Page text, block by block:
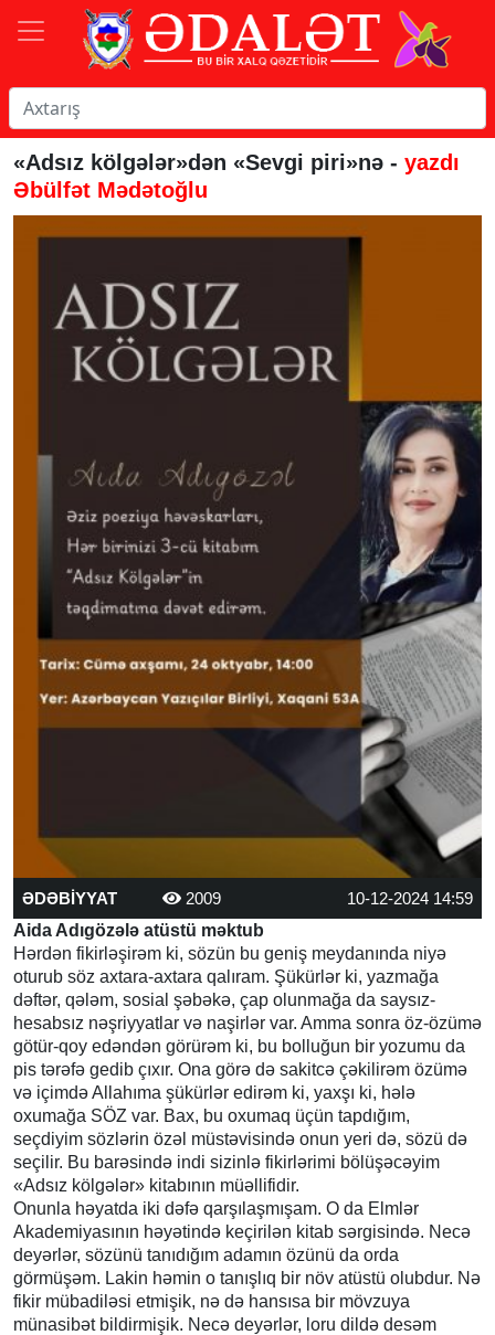
«Adsız kölgələr»dən «Sevgi piri»nə - yazdı
Əbülfət Mədətoğlu
ƏDƏBİYYAT 2009
10-12-2024 14:59
Aida Adıgözələ atüstü məktub
Hərdən fikirləşirəm ki, sözün bu geniş meydanında niyə
oturub söz axtara-axtara qalıram. Şükürlər ki, yazmağa
dəftər, qələm, sosial şəbəkə, çap olunmağa da saysız-
hesabsız nəşriyyatlar və naşirlər var. Amma sonra öz-özümə
götür-qoy edəndən görürəm ki, bu bolluğun bir yozumu da
pis tərəfə gedib çıxır. Ona görə də sakitcə çəkilirəm özümə
və içimdə Allahıma şükürlər edirəm ki, yaxşı ki, hələ
oxumağa SÖZ var. Bax, bu oxumaq üçün tapdığım,
seçdiyim sözlərin özəl müstəvisində onun yeri də, sözü də
seçilir. Bu barəsində indi sizinlə fikirlərimi bölüşəcəyim
«Adsız kölgələr» kitabının müəllifidir.
Onunla həyatda iki dəfə qarşılaşmışam. O da Elmlər
Akademiyasının həyətində keçirilən kitab sərgisində. Necə
deyərlər, sözünü tanıdığım adamın özünü da orda
görmüşəm. Lakin həmin o tanışlıq bir növ atüstü olubdur. Nə
fikir mübadiləsi etmişik, nə də hansısa bir mövzuya
münasibət bildirmişik. Necə deyərlər, loru dildə desəm